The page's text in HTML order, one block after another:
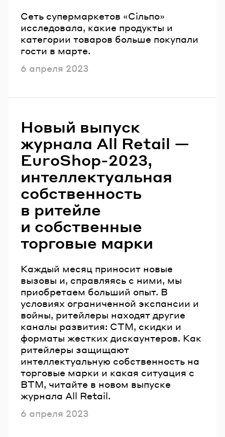
Сеть супермаркетов «Сільпо»
исследовала, какие продукты и
категории товаров больше покупали
гости в марте.
Опубликовано
6 апреля 2023
Новый выпуск
журнала All Retail —
EuroShop-2023,
интеллектуальная
собственность
в ритейле
и собственные
торговые марки
Каждый месяц приносит новые
вызовы и, справляясь с ними, мы
приобретаем больший опыт. В
условиях ограниченной экспансии и
войны, ритейлеры находят другие
каналы развития: СТМ, скидки и
форматы жестких дискаунтеров. Как
ритейлеры защищают
интеллектуальную собственность на
торговые марки и какая ситуация с
ВТМ, читайте в новом выпуске
журнала All Retail.
Опубликовано
6 апреля 2023